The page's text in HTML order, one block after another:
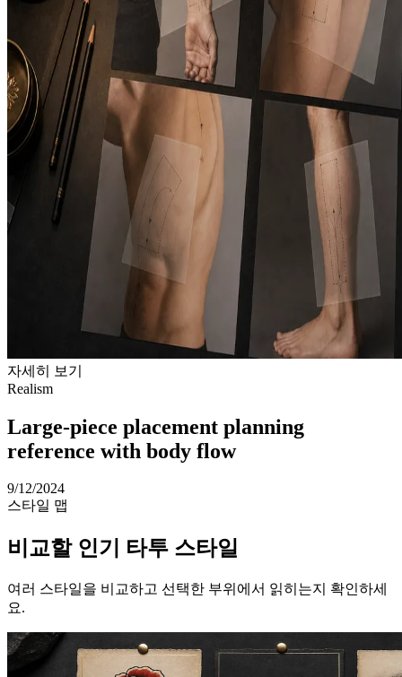
자세히 보기
Realism
Large-piece placement planning
reference with body flow
9/12/2024
스타일 맵
비교할 인기 타투 스타일
여러 스타일을 비교하고 선택한 부위에서 읽히는지 확인하세
요.